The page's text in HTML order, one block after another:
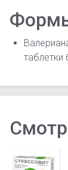
таблетки